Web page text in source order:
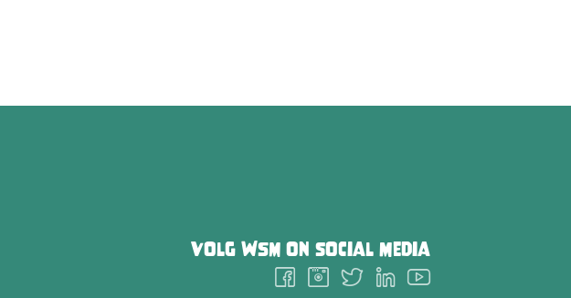
VolgWSM on social media
Follow
us
FollowFollow
us
FollowFollow